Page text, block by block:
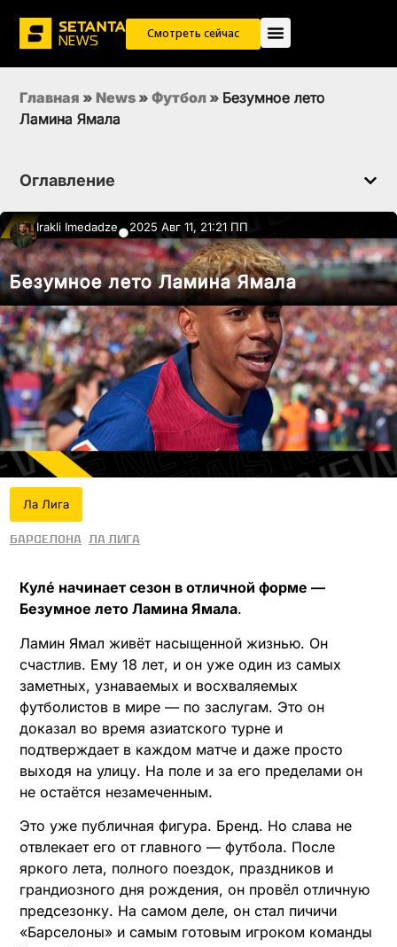
Смотреть сейчас
Главная » News » Футбол » Безумное лето
Ламина Ямала
Оглавление
Irakli Imedadze●2025 Авг 11, 21:21 ПП
Безумное лето Ламина Ямала
Ла Лига
Барселона Ла Лига
Кулé начинает сезон в отличной форме —
Безумное лето Ламина Ямала.
Ламин Ямал живёт насыщенной жизнью. Он
счастлив. Ему 18 лет, и он уже один из самых
заметных, узнаваемых и восхваляемых
футболистов в мире — по заслугам. Это он
доказал во время азиатского турне и
подтверждает в каждом матче и даже просто
выходя на улицу. На поле и за его пределами он
не остаётся незамеченным.
Это уже публичная фигура. Бренд. Но слава не
отвлекает его от главного — футбола. После
яркого лета, полного поездок, праздников и
грандиозного дня рождения, он провёл отличную
предсезонку. На самом деле, он стал пичичи
«Барселоны» и самым готовым игроком команды